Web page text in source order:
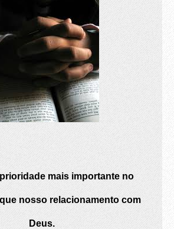
mais importante no
nosso relacionamento com
Deus.